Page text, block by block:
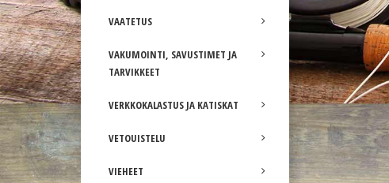
VAATETUS
VAKUMOINTI, SAVUSTIMET JA
TARVIKKEET
VERKKOKALASTUS JA KATISKAT
VETOUISTELU
VIEHEET